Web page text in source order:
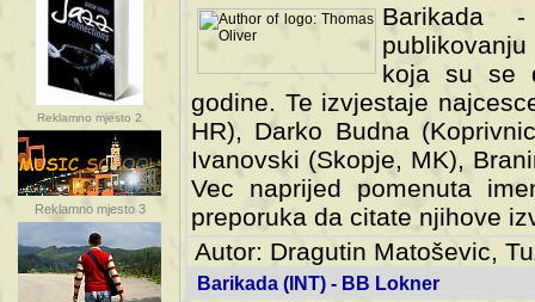
Reklamno mjesto 2
Reklamno mjesto 3
Barikada
koja su se
godine. Te izvjestaje
HR), Darko Budna
Ivanovski (Skopje, MK),
Vec naprijed pomenuta
preporuka da citate njihove
Autor: Dragutin Matoševic,
Barikada (INT) - BB Lokner